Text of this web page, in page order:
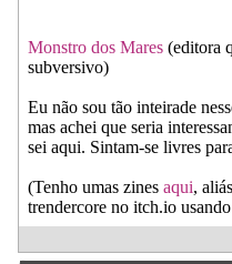
Monstro dos Mares (editora
subversivo)
Eu não sou tão inteirade
mas achei que seria
sei aqui. Sintam-se livres
(Tenho umas zines aqui,
trendercore no itch.io